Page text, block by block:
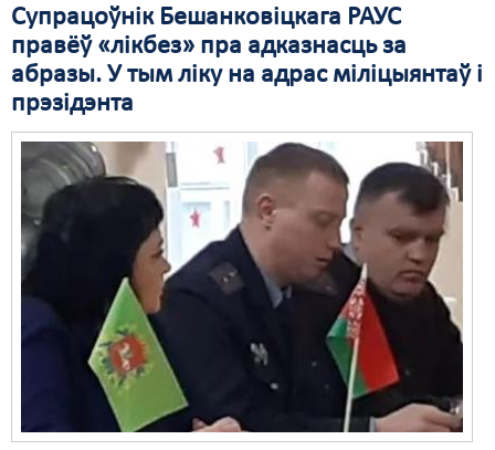
Супрацоўнік Бешанковіцкага РАУС
правёў «лікбез» пра адказнасць за
абразы. У тым ліку на адрас міліцыянтаў і
прэзідэнта